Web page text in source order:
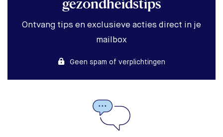
gezondheidstips
Ontvang tips en exclusieve acties direct in je
mailbox
Geen spam of verplichtingen